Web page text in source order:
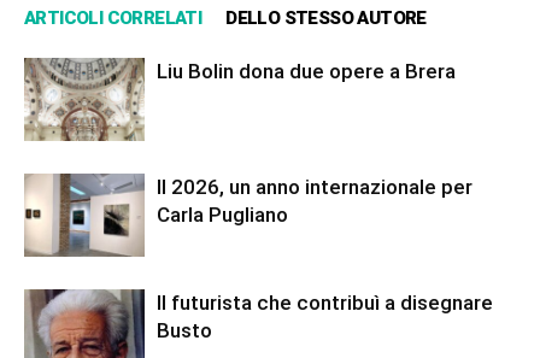
ARTICOLI CORRELATI DELLO STESSO AUTORE
Liu Bolin dona due opere a Brera
Il 2026, un anno internazionale per
Carla Pugliano
Il futurista che contribuì a disegnare
Busto